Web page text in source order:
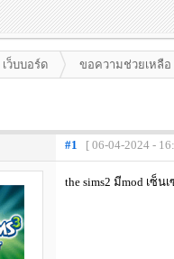
เว็บบอร์ด ขอความช่วยเหลือ
#1 [ 06-04-2024 -
the sims2 มีmod เซ็